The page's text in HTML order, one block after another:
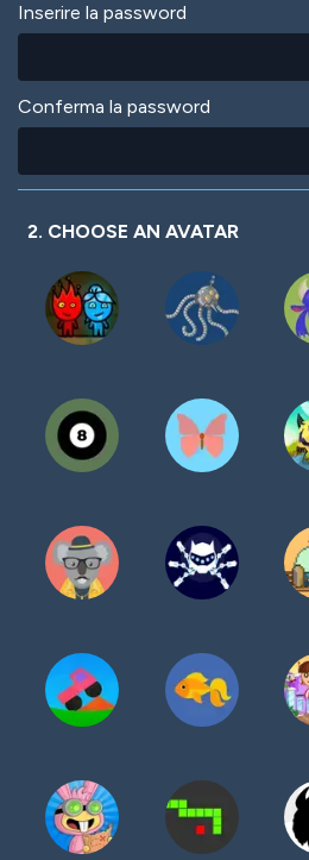
Inserire la password
Conferma la password
2. CHOOSE AN AVATAR